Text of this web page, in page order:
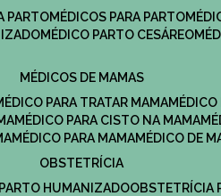
PARTO MÉDICOS PARA PARTO
MÉDICO PARTO CESÁREO
MÉDICOS DE MAMAS
MÉDICO PARA TRATAR MAMA
MÉDICO PARA CISTO NA MAMA
MÉDICO PARA MAMA
MÉDICO DE
OBSTETRÍCIA
PARTO HUMANIZADO